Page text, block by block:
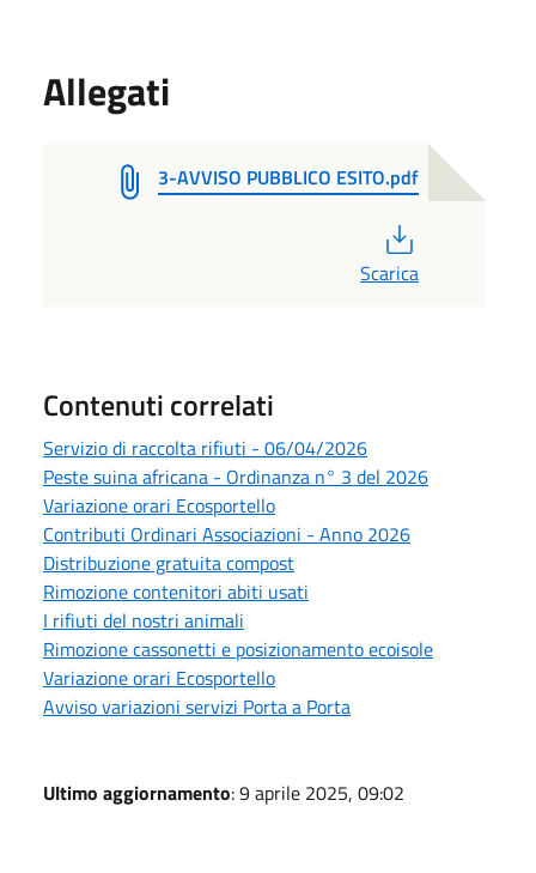
Allegati
3-AVVISO PUBBLICO ESITO.pdf
Scarica
Contenuti correlati
Servizio di raccolta rifiuti - 06/04/2026
Peste suina africana - Ordinanza n° 3 del 2026
Variazione orari Ecosportello
Contributi Ordinari Associazioni - Anno 2026
Distribuzione gratuita compost
Rimozione contenitori abiti usati
I rifiuti del nostri animali
Rimozione cassonetti e posizionamento ecoisole
Variazione orari Ecosportello
Avviso variazioni servizi Porta a Porta
Ultimo aggiornamento: 9 aprile 2025, 09:02